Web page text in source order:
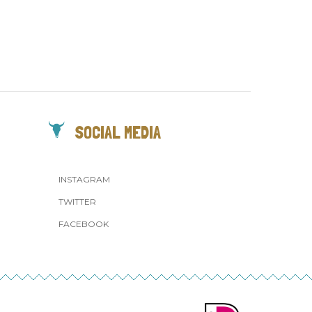
SOCIAL MEDIA
INSTAGRAM
TWITTER
FACEBOOK